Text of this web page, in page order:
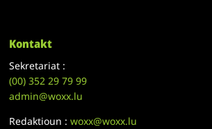
Kontakt
Sekretariat :
(00)352 29 79 99
admin@woxx.lu
Redaktioun :woxx@woxx.lu